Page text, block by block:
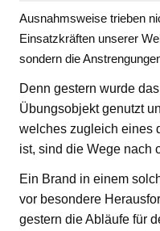
Ausnahmsweise trieben
Einsatzkräften unserer
sondern die
Denn gestern wurde
Übungsobjekt genutzt
welches zugleich eines
ist, sind die Wege nach
Ein Brand in einem
vor besondere
gestern die Abläufe für